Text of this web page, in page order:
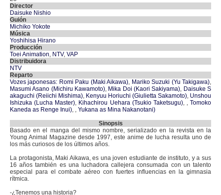
Director
Daisuke Nishio
Guión
Michiko Yokote
Música
Yoshihisa Hirano
Producción
Toei Animation, NTV, VAP
Distribuidora
NTV
Reparto
Vozes japonesas: Romi Paku (Maki Aikawa), Mariko Suzuki (Yu Takigawa),
Masumi Asano (Michiru Kawamoto), Mika Doi (Kaori Sakiyama), Daisuke S
akaguchi (Reiichi Mishima), Kenyuu Horiuchi (Giulietta Sakamoto), Unshou
Ishizuka (Lucha Master), Kihachirou Uehara (Tsukio Taketsugu), , Tomoko
Kaneda as Renge Inui), , Yukana as Mina Nakanotani)
Sinopsis
Basado en el manga del mismo nombre, serializado en la revista en la
Young Animal Magazine desde 1997, este anime de lucha resulta uno de
los más curiosos de los últimos años.
La protagonista, Maki Aikawa, es una joven estudiante de instituto, y a sus
16 años también es una luchadora callejera consumada con un talento
especial para el combate aéreo con fuertes influencias en la gimnasia
rítmica.
-¿Tenemos una historia?